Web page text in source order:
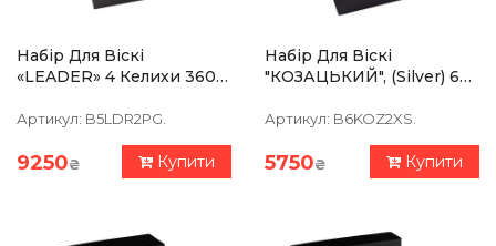
Набір Для Віскі
«LEADER» 4 Келихи 360
Кришталь Із Платиною,
Артикул: B5LDR2PG.
9250₴ Купити
Набір Для Віскі
"КОЗАЦЬКИЙ", (silver) 6
Кришталь, Зображення Зі
Артикул: B6KOZ2XS.
5750₴ Купити